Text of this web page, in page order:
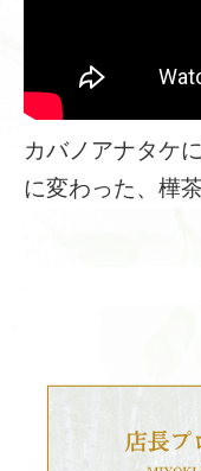
カバノアナタケ
に変わった、樺